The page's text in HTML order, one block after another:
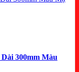
300mm Màu